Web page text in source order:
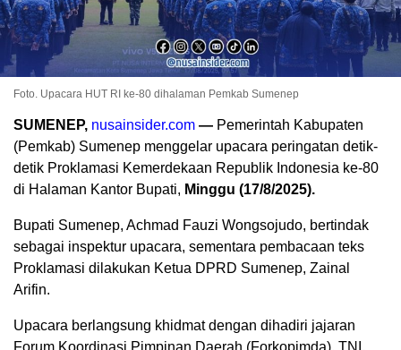
Foto. Upacara HUT RI ke-80 dihalaman Pemkab Sumenep
SUMENEP, nusainsider.com — Pemerintah Kabupaten
(Pemkab) Sumenep menggelar upacara peringatan detik-
detik Proklamasi Kemerdekaan Republik Indonesia ke-80
di Halaman Kantor Bupati, Minggu (17/8/2025).
Bupati Sumenep, Achmad Fauzi Wongsojudo, bertindak
sebagai inspektur upacara, sementara pembacaan teks
Proklamasi dilakukan Ketua DPRD Sumenep, Zainal
Arifin.
Upacara berlangsung khidmat dengan dihadiri jajaran
Forum Koordinasi Pimpinan Daerah (Forkopimda), TNI,